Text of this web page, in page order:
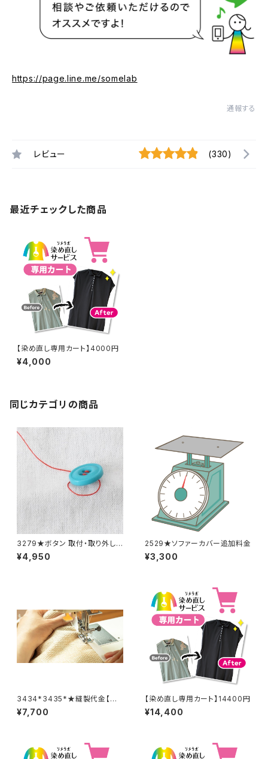
https://page.line.me/somelab
通報する
レビュー (330)
最近チェックした商品
【染め直し専用カート】4000円
¥4,000
同じカテゴリの商品
3279★ボタン 取付・取り外し
料金(15個分)
¥4,950
2529★ソファーカバー追加料金
¥3,300
3434*3435*★縫製代金【バッ
クル取り外し取り付け 2着合
計分】
¥7,700
【染め直し専用カート】14400円
¥14,400